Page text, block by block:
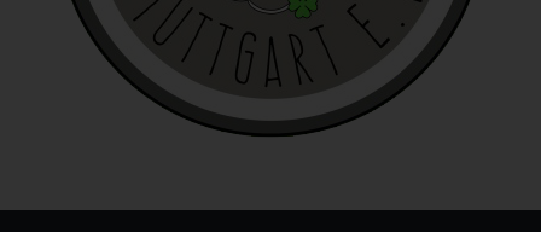
zu Standortdaten, zu einer Online-Kennung oder zu
einem oder mehreren besonderen Merkmalen, die
Ausdruck der physischen, physiologischen, genetischen,
psychischen, wirtschaftlichen, kulturellen oder sozialen
Identität dieser natürlichen Person sind, identifiziert